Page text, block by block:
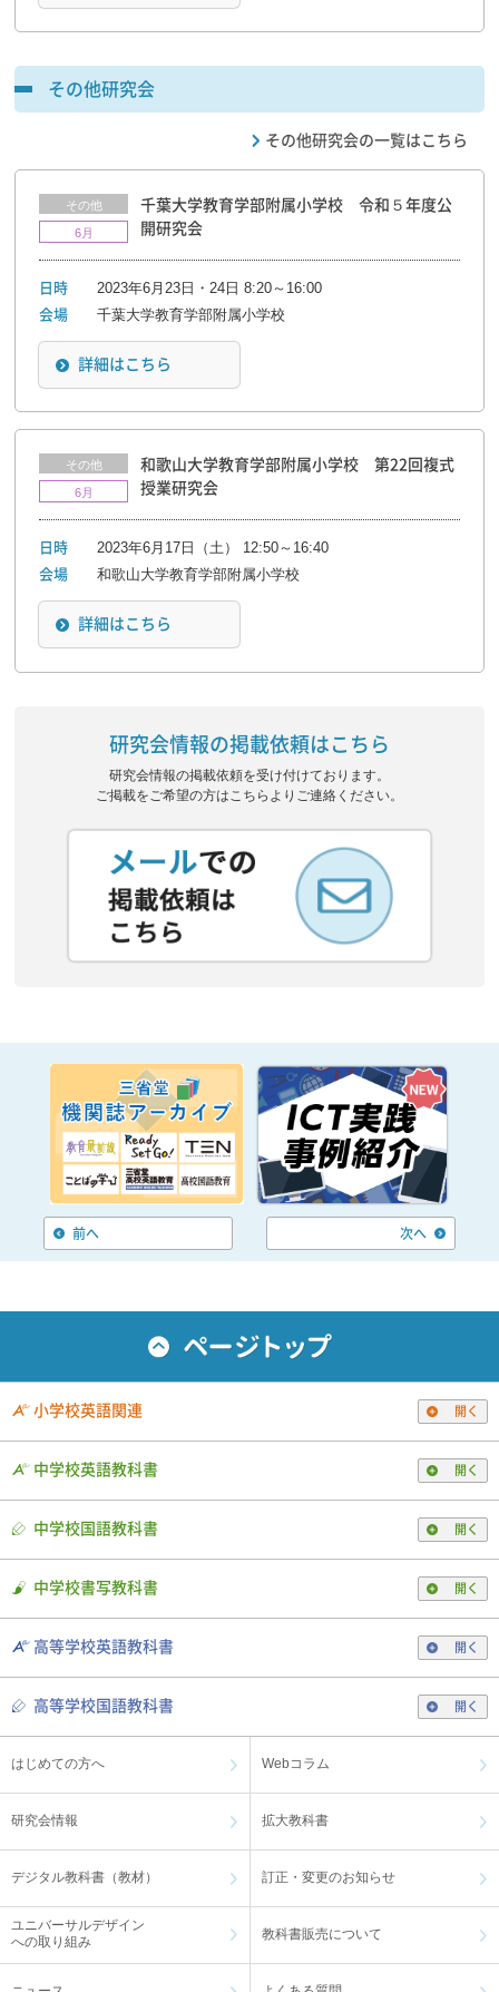
その他研究会
その他研究会の一覧はこちら
その他
6月
千葉大学教育学部附属小学校 令和５年度公
開研究会
日時 2023年6月23日・24日 8:20～16:00
会場 千葉大学教育学部附属小学校
詳細はこちら
その他
6月
和歌山大学教育学部附属小学校 第22回複式
授業研究会
日時 2023年6月17日（土） 12:50～16:40
会場 和歌山大学教育学部附属小学校
詳細はこちら
研究会情報の掲載依頼はこちら
研究会情報の掲載依頼を受け付けております。
ご掲載をご希望の方はこちらよりご連絡ください。
前へ 次へ
小学校英語関連 開く
中学校英語教科書 開く
中学校国語教科書 開く
中学校書写教科書 開く
高等学校英語教科書 開く
高等学校国語教科書 開く
はじめての方へ Webコラム
研究会情報 拡大教科書
デジタル教科書（教材） 訂正・変更のお知らせ
ユニバーサルデザイン
への取り組み
教科書販売について